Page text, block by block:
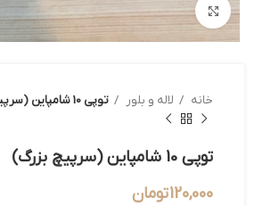
بزرگنمایی تصویر
خانه لاله و بلور توپی 10 شامپاین (سرپیچ بزرگ)
توپی 10 شامپاین (سرپیچ بزرگ)
120,000تومان